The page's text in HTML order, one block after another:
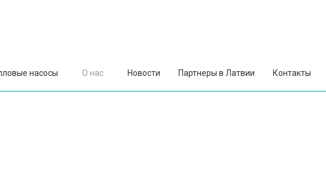
насосы О нас Новости Партнеры в Латвии Контакты